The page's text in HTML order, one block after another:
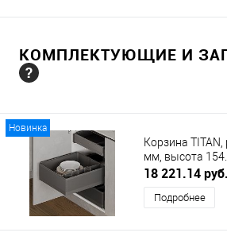
КОМПЛЕКТУЮЩИЕ И
Новинка
Корзина
мм, высота
DUSLAR
18 221.14 руб.
Подробнее